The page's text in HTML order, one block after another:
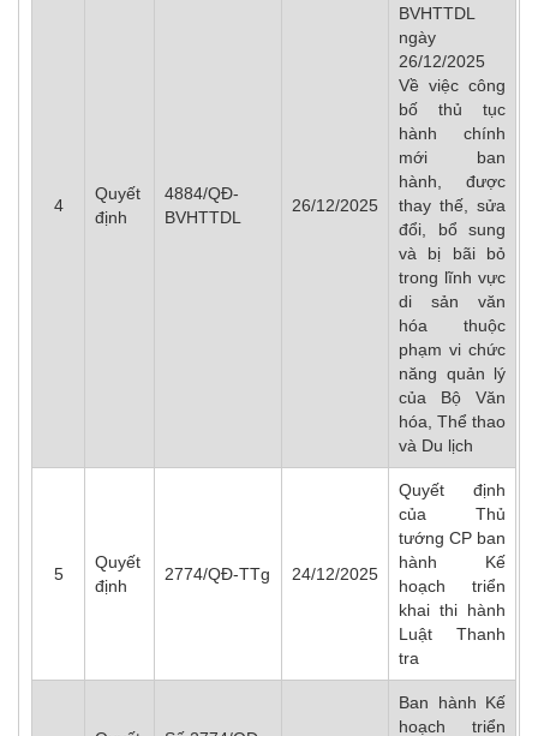
4
Quyết
định
4884/QĐ-
BVHTTDL
26/12/2025
BVHTTDL
ngày
26/12/2025
Về việc công
bố thủ tục
hành chính
mới ban
hành, được
thay thế, sửa
đổi, bổ sung
và bị bãi bỏ
trong lĩnh vực
di sản văn
hóa thuộc
phạm vi chức
năng quản lý
của Bộ Văn
hóa, Thể thao
và Du lịch
5
Quyết
định
2774/QĐ-TTg 24/12/2025
Quyết định
của Thủ
tướng CP ban
hành Kế
hoạch triển
khai thi hành
Luật Thanh
tra
Ban hành Kế
hoạch triển